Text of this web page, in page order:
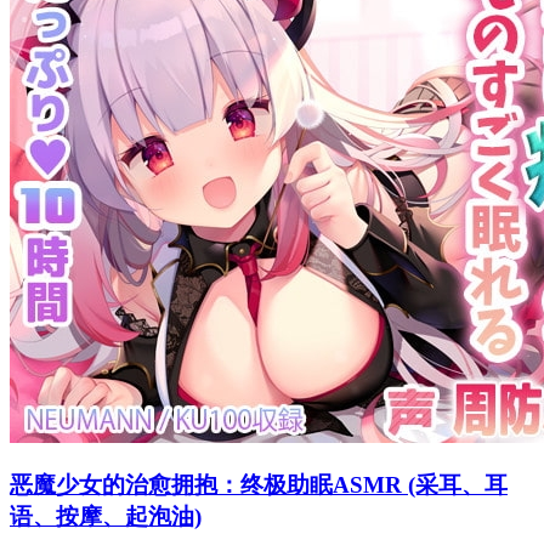
恶魔少女的治愈拥抱：终极助眠ASMR (采耳、耳
语、按摩、起泡油)